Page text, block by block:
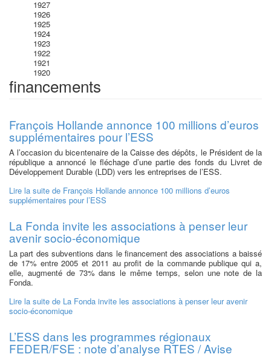
1927
1926
1925
1924
1923
1922
1921
1920
financements
François Hollande annonce 100 millions d’euros
supplémentaires pour l’ESS
A l’occasion du bicentenaire de la Caisse des dépôts, le Président de la
république a annoncé le fléchage d’une partie des fonds du Livret de
Développement Durable (LDD) vers les entreprises de l’ESS.
Lire la suite de François Hollande annonce 100 millions d’euros
supplémentaires pour l’ESS
La Fonda invite les associations à penser leur
avenir socio-économique
La part des subventions dans le financement des associations a baissé
de 17% entre 2005 et 2011 au profit de la commande publique qui a,
elle, augmenté de 73% dans le même temps, selon une note de la
Fonda.
Lire la suite de La Fonda invite les associations à penser leur avenir
socio-économique
L’ESS dans les programmes régionaux
FEDER/FSE : note d’analyse RTES / Avise